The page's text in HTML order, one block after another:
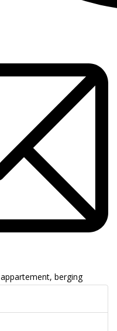
appartement, berging